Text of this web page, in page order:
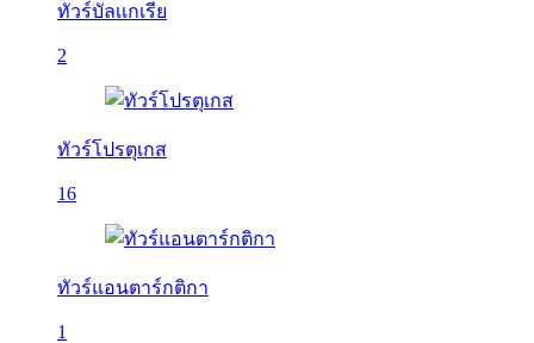
ทัวร์บัลเเกเรีย
2
ทัวร์โปรตุเกส
16
ทัวร์แอนตาร์กติกา
1